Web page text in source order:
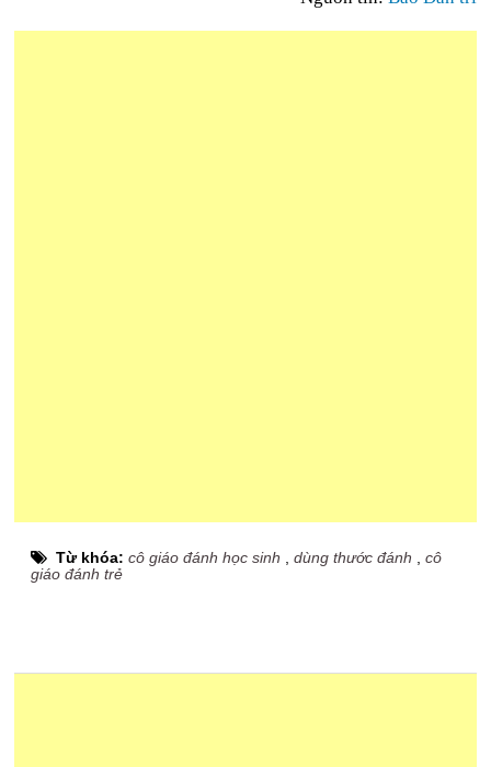
Từ khóa:cô giáo đánh học sinh ,dùng thước đánh ,cô
giáo đánh trẻ